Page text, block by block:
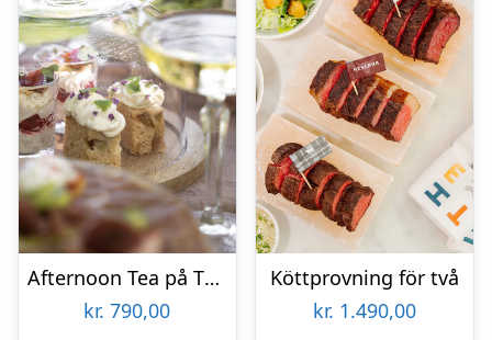
Afternoon Tea på The Lodge för två
kr. 790,00
Köttprovning för två
kr. 1.490,00